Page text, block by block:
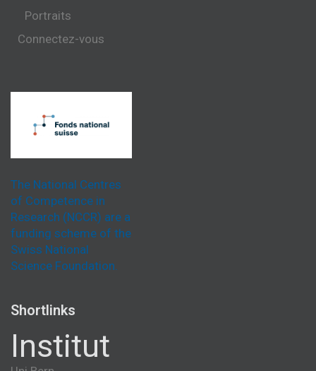
Portraits
Connectez-vous
The National Centres
of Competence in
Research (NCCR) are a
funding scheme of the
Swiss National
Science Foundation.
Shortlinks
Institut